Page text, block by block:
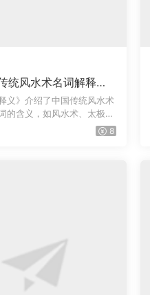
统风水术名词解释
释义》
义》介绍了中国传统风水术
的含义，如风水术、太极
8